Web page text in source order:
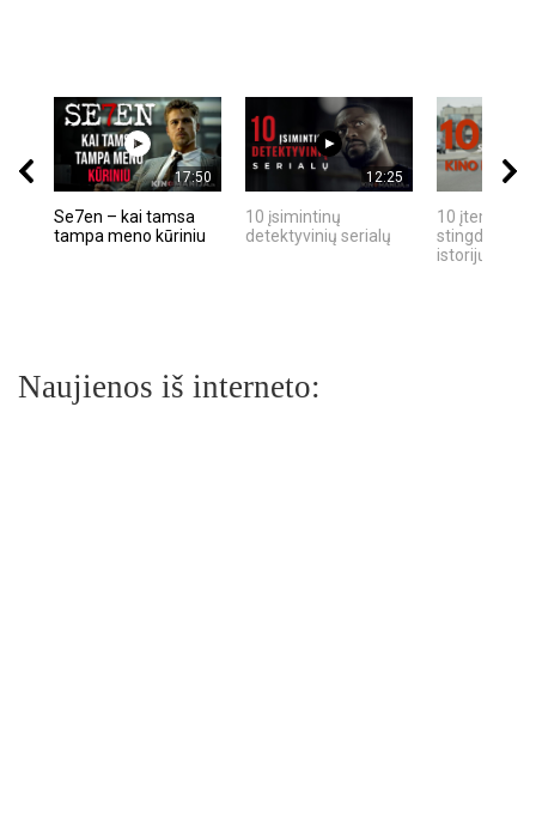
17:50
Se7en – kai tamsa
tampa meno kūriniu
12:25
10 įsimintinų
detektyvinių serialų
10 įtemptų,
stingdančių
istorijų
Naujienos iš interneto: